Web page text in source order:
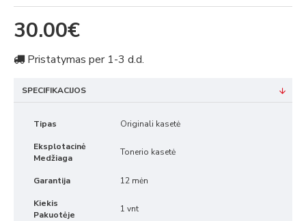
30.00€
Pristatymas per 1-3 d.d.
SPECIFIKACIJOS
Tipas Originali kasetė
Eksplotacinė
Medžiaga
Tonerio kasetė
Garantija 12 mėn
Kiekis
Pakuotėje
1 vnt